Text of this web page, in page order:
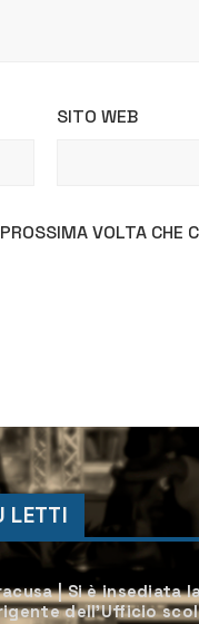
SITO WEB
VOLTA CHE
LETTI
| Si è insediata
dell’Ufficio